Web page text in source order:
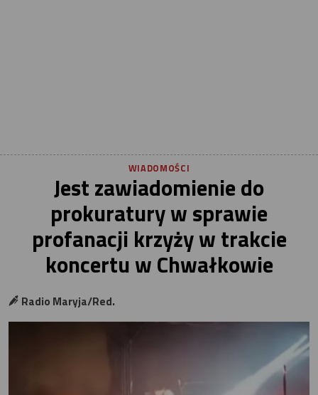
WIADOMOŚCI
Jest zawiadomienie do
prokuratury w sprawie
profanacji krzyży w trakcie
koncertu w Chwałkowie
Radio Maryja/Red.